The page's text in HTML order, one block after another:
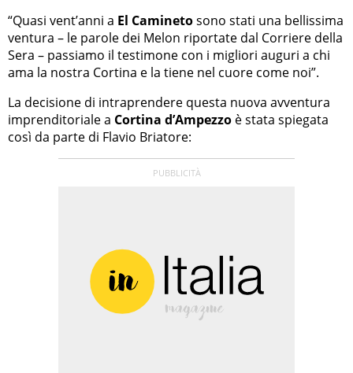
“Quasi vent’anni a El Caminetosono stati una bellissima
ventura – le parole dei Melon riportate dal Corriere della
Sera – passiamo il testimone con i migliori auguri a chi
ama la nostra Cortina e la tiene nel cuore come noi”.
La decisione di intraprendere questa nuova avventura
imprenditoriale a Cortina d’Ampezzo è stata spiegata
così da parte di Flavio Briatore: